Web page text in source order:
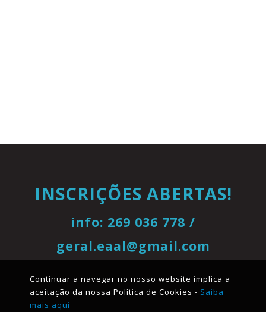
INSCRIÇÕES ABERTAS!
info: 269 036 778 /
geral.eaal@gmail.com
Continuar a navegar no nosso website implica a
aceitação da nossa Política de Cookies - Saiba
mais aqui